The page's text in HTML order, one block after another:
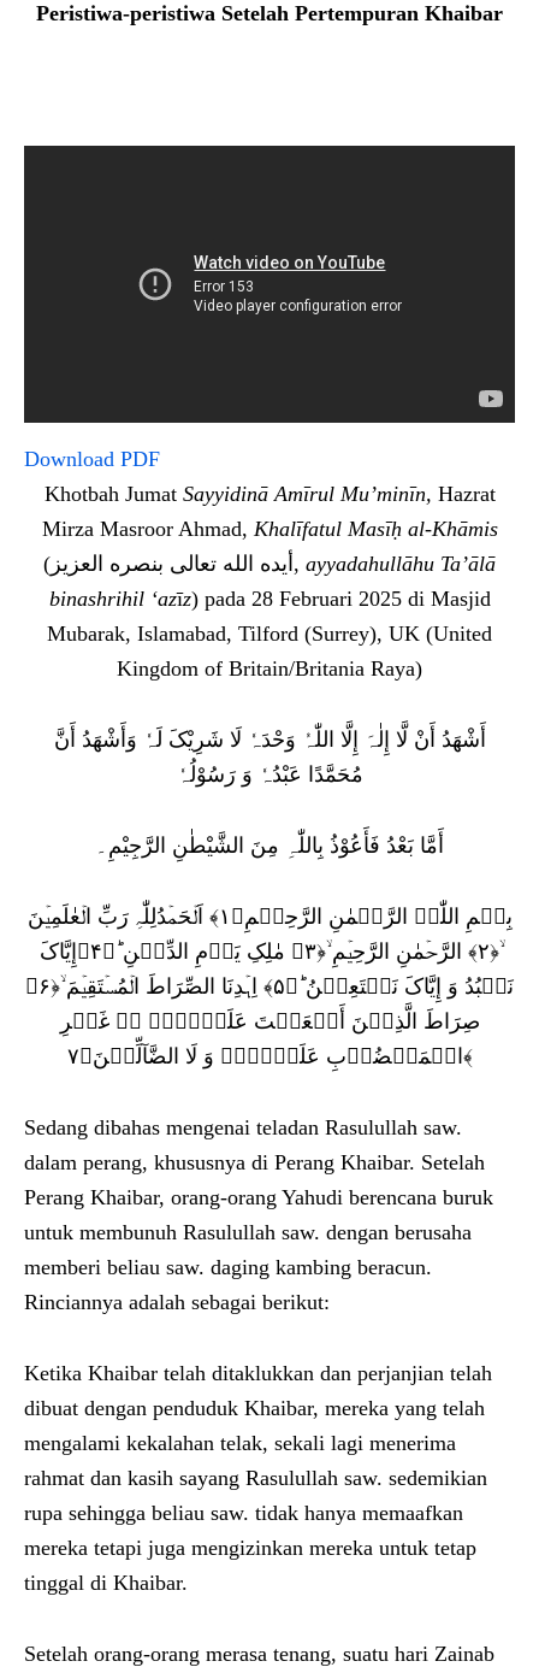
Peristiwa-peristiwa Setelah Pertempuran Khaibar
Download PDF
Khotbah Jumat Sayyidinā Amīrul Mu’minīn, Hazrat
Mirza Masroor Ahmad, Khalīfatul Masīḥ al-Khāmis
(أيده الله تعالى بنصره العزيز, ayyadahullāhu Ta’ālā
binashrihil ‘azīz) pada 28 Februari 2025 di Masjid
Mubarak, Islamabad, Tilford (Surrey), UK (United
Kingdom of Britain/Britania Raya)
أَشْھَدُ أَنْ لَّا إِلٰہَ إِلَّا اللّٰہُ وَحْدَہٗ لَا شَرِيْکَ لَہٗ وَأَشْھَدُ أَنَّ
مُحَمَّدًا عَبْدُہٗ وَ رَسُوْلُہٗ
أَمَّا بَعْدُ فَأَعُوْذُ بِاللّٰہِ مِنَ الشَّيْطٰنِ الرَّجِيْمِ۔
بِسۡمِ اللّٰہِ الرَّحۡمٰنِ الرَّحِیۡمِ﴿۱﴾ اَلۡحَمۡدُلِلّٰہِ رَبِّ الۡعٰلَمِیۡنَ
ۙ﴿۲﴾ الرَّحۡمٰنِ الرَّحِیۡمِ ۙ﴿۳﴾ مٰلِکِ یَوۡمِ الدِّیۡنِ ؕ﴿۴﴾إِیَّاکَ
نَعۡبُدُ وَ إِیَّاکَ نَسۡتَعِیۡنُ ؕ﴿۵﴾ اِہۡدِنَا الصِّرَاطَ الۡمُسۡتَقِیۡمَ ۙ﴿۶﴾
صِرَاطَ الَّذِیۡنَ أَنۡعَمۡتَ عَلَیۡہِمۡ ۬ۙ غَیۡرِ
الۡمَغۡضُوۡبِ عَلَیۡہِمۡ وَ لَا الضَّآلِّیۡنَ﴿۷﴾
Sedang dibahas mengenai teladan Rasulullah saw.
dalam perang, khususnya di Perang Khaibar. Setelah
Perang Khaibar, orang-orang Yahudi berencana buruk
untuk membunuh Rasulullah saw. dengan berusaha
memberi beliau saw. daging kambing beracun.
Rinciannya adalah sebagai berikut:
Ketika Khaibar telah ditaklukkan dan perjanjian telah
dibuat dengan penduduk Khaibar, mereka yang telah
mengalami kekalahan telak, sekali lagi menerima
rahmat dan kasih sayang Rasulullah saw. sedemikian
rupa sehingga beliau saw. tidak hanya memaafkan
mereka tetapi juga mengizinkan mereka untuk tetap
tinggal di Khaibar.
Setelah orang-orang merasa tenang, suatu hari Zainab